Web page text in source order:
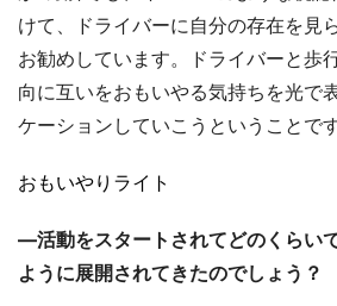
けて、ドライバーに自分の存在を見
お勧めしています。ドライバーと歩
向に互いをおもいやる気持ちを光で
ケーションしていこうということです
おもいやりライト
―活動をスタートされてどのくらい
ように展開されてきたのでしょう？